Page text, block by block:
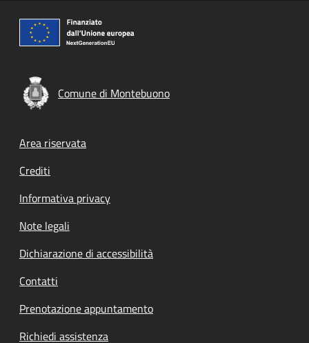
Comune di Montebuono
Footer menu
Area riservata
Crediti
Informativa privacy
Note legali
Dichiarazione di accessibilità
Contatti
Prenotazione appuntamento
Richiedi assistenza